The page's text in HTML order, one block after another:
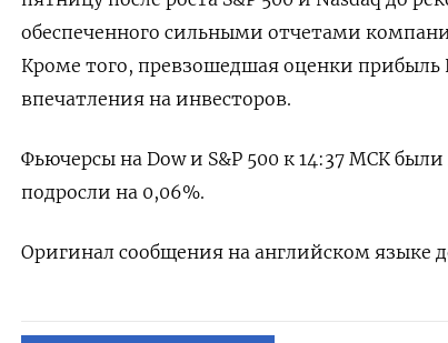
обеспеченного сильными отчетами
Кроме того, превзошедшая оценки прибыль
впечатления на инвесторов.
Фьючерсы на Dow и S&P 500 к 14:37 МСК
подросли на 0,06%.
Оригинал сообщения на английском языке